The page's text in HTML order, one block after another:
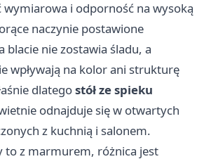
wymiarowa i odporność na wysoką
naczynie postawione
blacie nie zostawia śladu, a
wpływają na kolor ani strukturę
dlategostół ze spieku
odnajduje się w otwartych
z kuchnią i salonem.
to z marmurem, różnica jest